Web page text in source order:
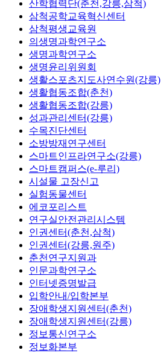
산학협력단(춘천,강릉,삼척)
삼척공학교육혁신센터
삼척평생교육원
의생명과학연구소
생명과학연구소
생명윤리위원회
생활스포츠지도사연수원(강릉)
생활협동조합(춘천)
생활협동조합(강릉)
성과관리센터(강릉)
수목진단센터
소방방재연구센터
스마트인프라연구소(강릉)
스마트캠퍼스(e-루리)
시설물 고장신고
실험동물센터
에코포리스트
연구실안전관리시스템
인권센터(춘천,삼척)
인권센터(강릉,원주)
춘천연구지원과
인문과학연구소
인터넷증명발급
입학안내/입학본부
장애학생지원센터(춘천)
장애학생지원센터(강릉)
정보통신연구소
정보화본부